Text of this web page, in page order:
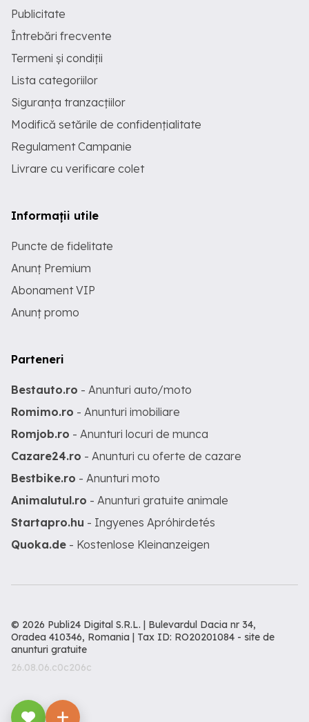
Publicitate
Întrebări frecvente
Termeni și condiții
Lista categoriilor
Siguranța tranzacțiilor
Modifică setările de confidențialitate
Regulament Campanie
Livrare cu verificare colet
Informații utile
Puncte de fidelitate
Anunț Premium
Abonament VIP
Anunț promo
Parteneri
Bestauto.ro - Anunturi auto/moto
Romimo.ro - Anunturi imobiliare
Romjob.ro - Anunturi locuri de munca
Cazare24.ro - Anunturi cu oferte de cazare
Bestbike.ro - Anunturi moto
Animalutul.ro - Anunturi gratuite animale
Startapro.hu - Ingyenes Apróhirdetés
Quoka.de - Kostenlose Kleinanzeigen
© 2026 Publi24 Digital S.R.L. | Bulevardul Dacia nr 34,
Oradea 410346, Romania | Tax ID: RO20201084 - site de
anunturi gratuite
26.08.06.c0c206c